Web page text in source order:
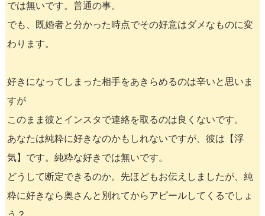
では無いです。普通の事。
でも、既婚者と分かった時点でその好意はダメなものに変
わります。
好きになってしまった相手をあきらめるのは辛いと思いま
すが
このまま彼とインスタで連絡を取るのは良くないです。
あなたは純粋に好きなのかもしれないですが、彼は【浮
気】です。純粋な好きでは無いです。
どうして断定できるのか。先ほどもお伝えしましたが、純
粋に好きなら奥さんと別れてからアピールしてくるでしょ